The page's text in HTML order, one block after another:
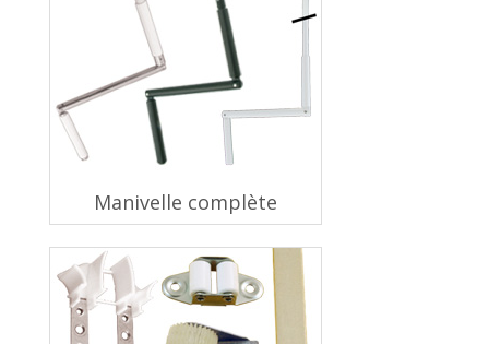
Manivelle complète